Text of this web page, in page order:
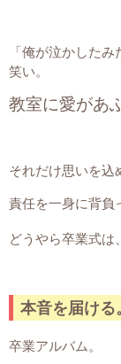
「俺が泣かした
笑い。
教室に愛があ
それだけ思いを込
責任を一身に背負
どうやら卒業式は、
本音を届ける
卒業アルバム。